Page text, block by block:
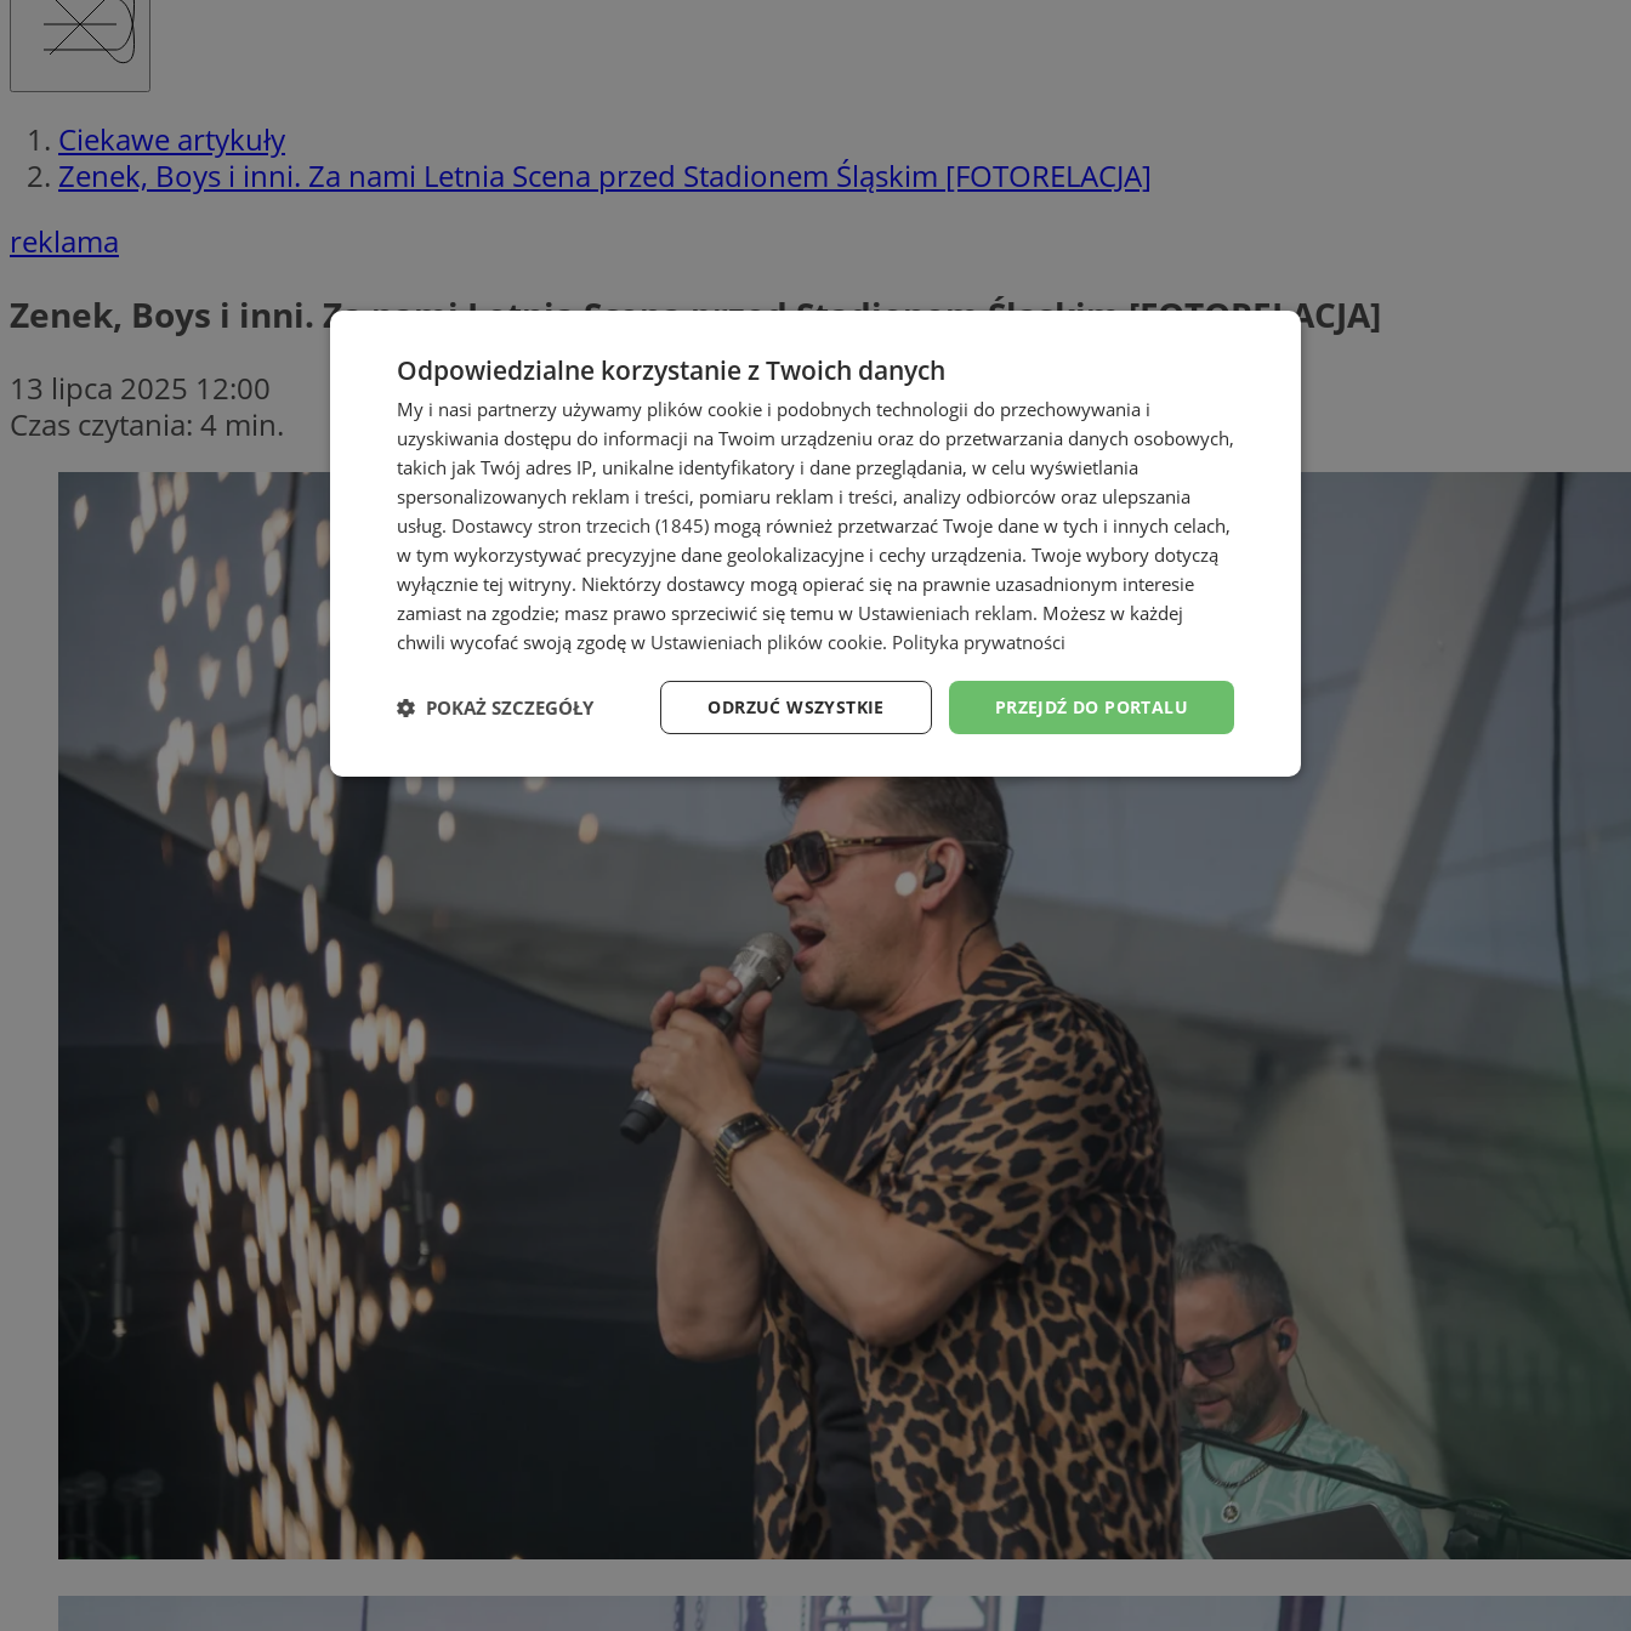
Ciekawe artykuły
Zenek, Boys i inni. Za nami Letnia Scena przed Stadionem Śląskim [FOTORELACJA]
reklama
Zenek, Boys i inni. Za nami Letnia Scena przed Stadionem Śląskim [FOTORELACJA]
13 lipca 2025 12:00
Czas czytania: 4 min.
Odpowiedzialne korzystanie z Twoich danych
My i nasi partnerzy używamy plików cookie i podobnych technologii do przechowywania i
uzyskiwania dostępu do informacji na Twoim urządzeniu oraz do przetwarzania danych osobowych,
takich jak Twój adres IP, unikalne identyfikatory i dane przeglądania, w celu wyświetlania
spersonalizowanych reklam i treści, pomiaru reklam i treści, analizy odbiorców oraz ulepszania
usług. Dostawcy stron trzecich (1845) mogą również przetwarzać Twoje dane w tych i innych celach,
w tym wykorzystywać precyzyjne dane geolokalizacyjne i cechy urządzenia. Twoje wybory dotyczą
wyłącznie tej witryny. Niektórzy dostawcy mogą opierać się na prawnie uzasadnionym interesie
zamiast na zgodzie; masz prawo sprzeciwić się temu w Ustawieniach reklam. Możesz w każdej
chwili wycofać swoją zgodę w Ustawieniach plików cookie. Polityka prywatności
PRZEJDŹ DO PORTALU
ODRZUĆ WSZYSTKIE
POKAŻ SZCZEGÓŁY
Niezbędne Wydajność Targetowanie Funkcjonalność Niesklasyfikowane
Targetowanie Niesklasyfikowane
Niezbędne pliki cookie umożliwiają korzystanie z podstawowych funkcji strony internetowej, takich jak logowanie użytkownika i
zarządzanie kontem. Bez niezbędnych plików cookie nie można prawidłowo korzystać ze strony internetowej.
Nazwa Provider
przechowywania
Opis
QeSessID mojchorzow.pl 1 rok
Ten plik cookie przechowuje identyfikator sesji.
mojchorzow.pl 1 rok
Ten plik cookie przechowuje identyfikator sesji.
mojchorzow.pl 1 rok
Ten plik cookie przechowuje identyfikator sesji.
CookieScriptConsent
CookieScript
mojchorzow.pl
Ten plik cookie jest używany przez usługę Cookie-
Script.com do zapamiętywania preferencji
dotyczących zgody użytkownika na pliki cookie.
Jest to konieczne, aby baner cookie Cookie-
Script.com działał poprawnie.
__cf_bm
Cloudflare Inc.
.temu.com
29 minut 53
sekundy
Ten plik cookie służy do rozróżniania ludzi i
botów. Jest to korzystne dla strony internetowej,
ponieważ umożliwia tworzenie ważnych raportów
na temat korzystania z jej witryny internetowej.
5 miesięcy 4
tygodnie
Ten plik cookie przechowuje informacje o zgodzie
użytkownika oraz jego preferencjach dotyczących
prywatności podczas korzystania z witryny.
Rejestruje wybory dotyczące polityki prywatności
i ustawień zgody, zapewniając ich przestrzeganie
w kolejnych wizytach. Dzięki temu użytkownik nie
musi ponownie konfigurować swoich preferencji,
co zwiększa wygodę i zgodność z regulacjami
ochrony danych.
bh.contextweb.com
równoważenia obciążenia w celu optymalizacji
doświadczenia użytkownika.